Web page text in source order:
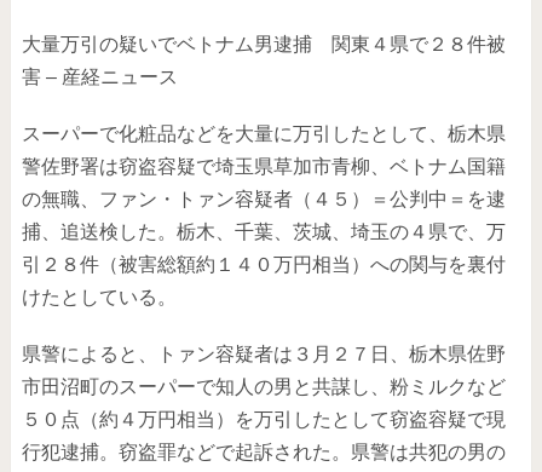
大量万引の疑いでベトナム男逮捕 関東４県で２８件被
害 – 産経ニュース
スーパーで化粧品などを大量に万引したとして、栃木県
警佐野署は窃盗容疑で埼玉県草加市青柳、ベトナム国籍
の無職、ファン・トァン容疑者（４５）＝公判中＝を逮
捕、追送検した。栃木、千葉、茨城、埼玉の４県で、万
引２８件（被害総額約１４０万円相当）への関与を裏付
けたとしている。
県警によると、トァン容疑者は３月２７日、栃木県佐野
市田沼町のスーパーで知人の男と共謀し、粉ミルクなど
５０点（約４万円相当）を万引したとして窃盗容疑で現
行犯逮捕。窃盗罪などで起訴された。県警は共犯の男の